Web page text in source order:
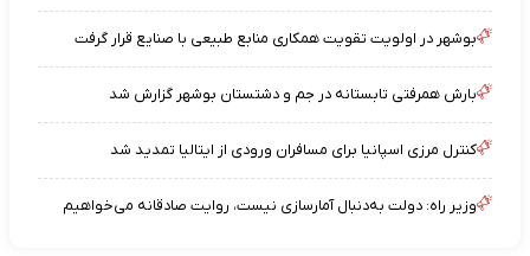
بوشهر در اولویت تقویت همکاری منابع طبیعی با صنایع قرار گرفت
بارش همرفتی تابستانه در جم و دشتستان بوشهر گزارش شد
کنترل مرزی اسپانیا برای مسافران ورودی از ایتالیا تمدید شد
وزیر راه: دولت به‌دنبال آمارسازی نیست، روایت صادقانه می‌خواهیم